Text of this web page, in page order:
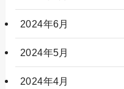
2024年6月
2024年5月
2024年4月